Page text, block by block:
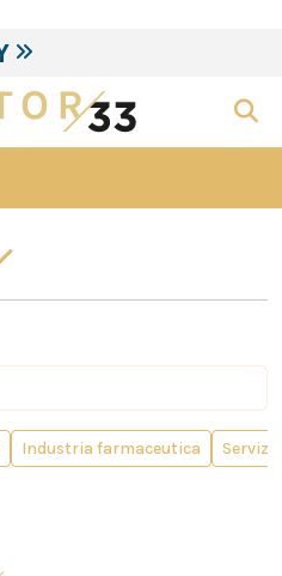
Industria farmaceutica Servizi